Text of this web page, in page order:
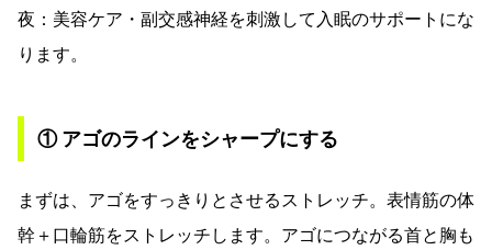
夜：美容ケア・副交感神経を刺激して入眠のサポートにな
ります。
① アゴのラインをシャープにする
まずは、アゴをすっきりとさせるストレッチ。表情筋の体
幹＋口輪筋をストレッチします。アゴにつながる首と胸も